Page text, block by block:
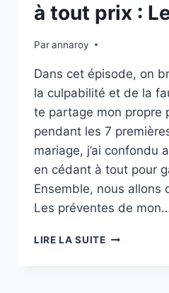
à tout prix :
Parannaroy
Dans cet épisode, on
la culpabilité et de la
te partage mon propre
pendant les 7
mariage, j’ai confondu
en cédant à tout pour
Ensemble, nous allons
Les préventes de
LIRE LA SUITEÉPISODE